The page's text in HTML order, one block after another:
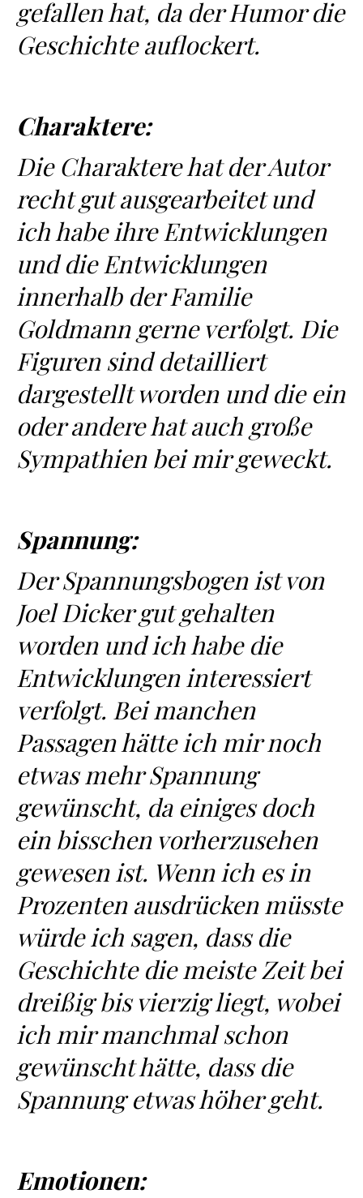
gefallen hat, da der Humor die
Geschichte auflockert.
Charaktere:
Die Charaktere hat der Autor
recht gut ausgearbeitet und
ich habe ihre Entwicklungen
und die Entwicklungen
innerhalb der Familie
Goldmann gerne verfolgt. Die
Figuren sind detailliert
dargestellt worden und die ein
oder andere hat auch große
Sympathien bei mir geweckt.
Spannung:
Der Spannungsbogen ist von
Joel Dicker gut gehalten
worden und ich habe die
Entwicklungen interessiert
verfolgt. Bei manchen
Passagen hätte ich mir noch
etwas mehr Spannung
gewünscht, da einiges doch
ein bisschen vorherzusehen
gewesen ist. Wenn ich es in
Prozenten ausdrücken müsste
würde ich sagen, dass die
Geschichte die meiste Zeit bei
dreißig bis vierzig liegt, wobei
ich mir manchmal schon
gewünscht hätte, dass die
Spannung etwas höher geht.
Emotionen: